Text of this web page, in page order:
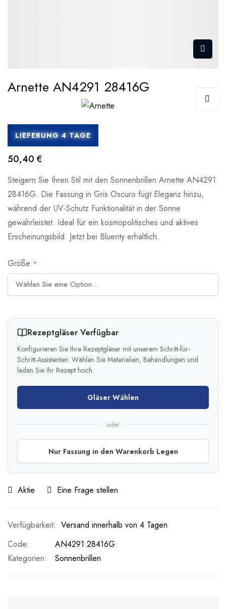
Arnette AN4291 28416G
LIEFERUNG 4 TAGE
50,40 €
Steigern Sie Ihren Stil mit den Sonnenbrillen Arnette AN4291
28416G. Die Fassung in Gris Oscuro fügt Eleganz hinzu,
während der UV-Schutz Funktionalität in der Sonne
gewährleistet. Ideal für ein kosmopolitisches und aktives
Erscheinungsbild. Jetzt bei Bluenty erhältlich.
Größe
Rezeptgläser Verfügbar
Konfigurieren Sie Ihre Rezeptgläser mit unserem Schritt-für-
Schritt-Assistenten. Wählen Sie Materialien, Behandlungen und
laden Sie Ihr Rezept hoch.
Gläser Wählen
oder
Nur Fassung in den Warenkorb Legen
Aktie Eine Frage stellen
Versand innerhalb von 4 Tagen
Code
AN4291 28416G
Kategorien:
Sonnenbrillen